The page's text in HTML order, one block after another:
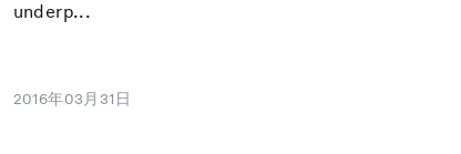
underp...
2016年03月31日